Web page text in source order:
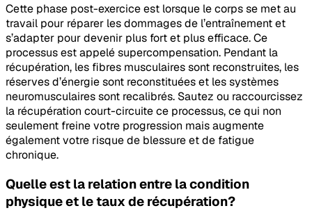
Cette phase post-exercice est lorsque le corps se met au
travail pour réparer les dommages de l’entraînement et
s’adapter pour devenir plus fort et plus efficace. Ce
processus est appelé supercompensation. Pendant la
récupération, les fibres musculaires sont reconstruites, les
réserves d’énergie sont reconstituées et les systèmes
neuromusculaires sont recalibrés. Sautez ou raccourcissez
la récupération court-circuite ce processus, ce qui non
seulement freine votre progression mais augmente
également votre risque de blessure et de fatigue
chronique.
Quelle est la relation entre la condition
physique et le taux de récupération?